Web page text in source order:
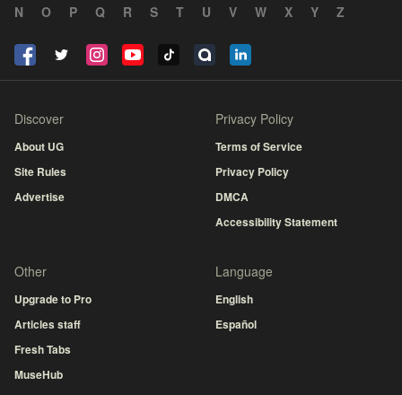
N
O P Q R S T U V W X Y Z
Discover
About UG
Site Rules
Advertise
Privacy Policy
Terms of Service
Privacy Policy
DMCA
Accessibility Statement
Other
Upgrade to Pro
Articles staff
Fresh Tabs
MuseHub
Language
English
Español